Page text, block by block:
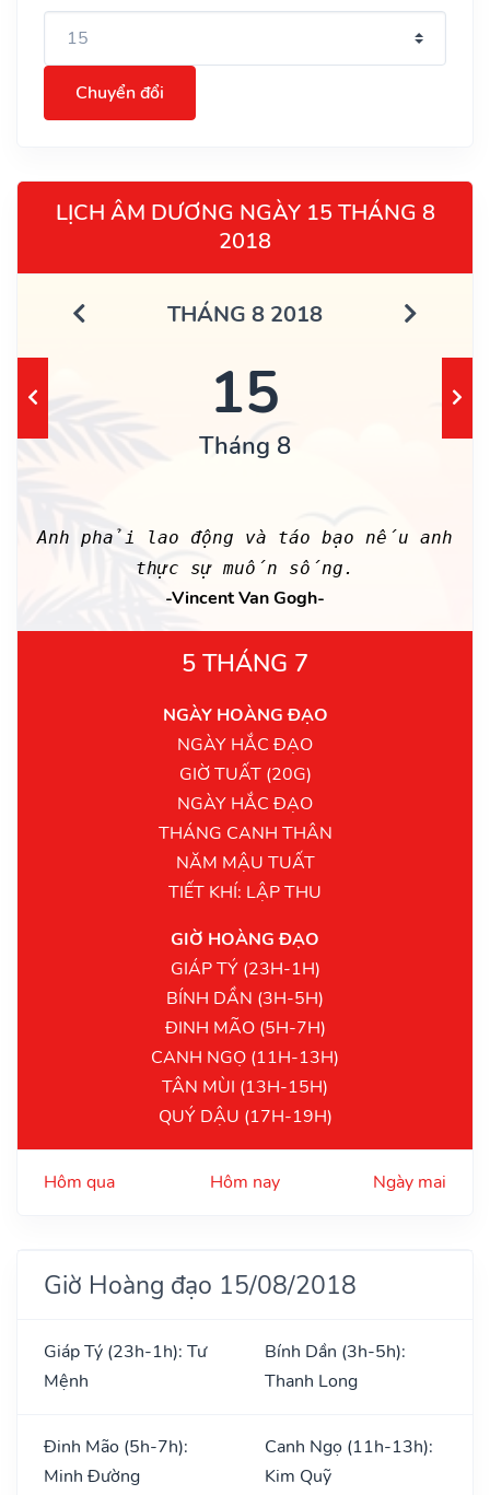
Chuyển đổi
LỊCH ÂM DƯƠNG NGÀY 15 THÁNG 8
2018
THÁNG 8 2018
15
Tháng 8
Anh phải lao động và táo bạo nếu anh
thực sự muốn sống.
-Vincent Van Gogh-
5 THÁNG 7
NGÀY HOÀNG ĐẠO
NGÀY HẮC ĐẠO
GIỜ TUẤT (20G)
NGÀY HẮC ĐẠO
THÁNG CANH THÂN
NĂM MẬU TUẤT
TIẾT KHÍ: LẬP THU
GIỜ HOÀNG ĐẠO
GIÁP TÝ (23H-1H)
BÍNH DẦN (3H-5H)
ĐINH MÃO (5H-7H)
CANH NGỌ (11H-13H)
TÂN MÙI (13H-15H)
QUÝ DẬU (17H-19H)
Hôm qua Hôm nay Ngày mai
Giờ Hoàng đạo 15/08/2018
Giáp Tý (23h-1h): Tư
Mệnh
Bính Dần (3h-5h):
Thanh Long
Đinh Mão (5h-7h):
Minh Đường
Canh Ngọ (11h-13h):
Kim Quỹ